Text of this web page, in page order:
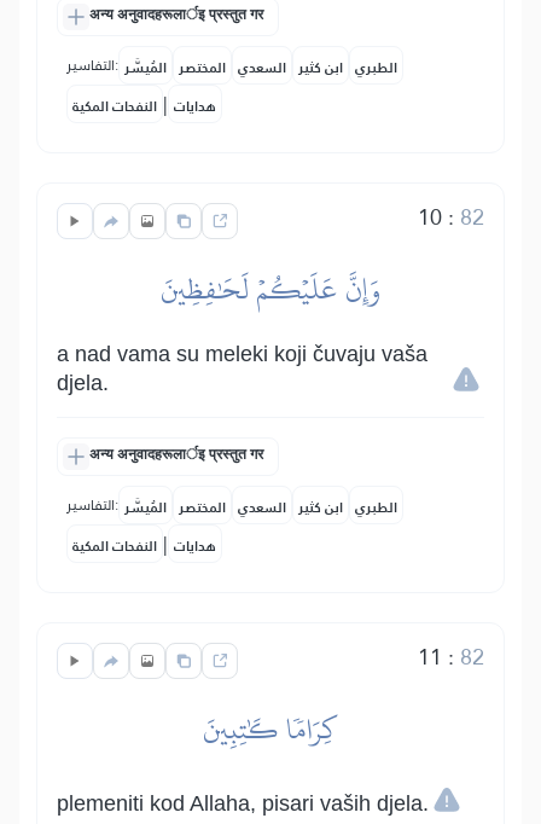
अन्य अनुवादहरूलार्इ प्रस्तुत गर
التفاسير: المُيسَّر المختصر السعدي ابن كثير الطبري
النفحات المكية | هدايات
10: 82
وَإِنَّ عَلَيۡكُمۡ لَحَٰفِظِينَ
a nad vama su meleki koji čuvaju vaša
djela.
अन्य अनुवादहरूलार्इ प्रस्तुत गर
التفاسير: المُيسَّر المختصر السعدي ابن كثير الطبري
النفحات المكية | هدايات
11 : 82
كِرَامٗا كَٰتِبِينَ
plemeniti kod Allaha, pisari vaših djela.